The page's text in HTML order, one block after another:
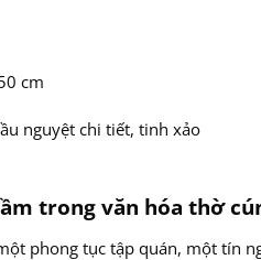
cm
nguyệt chi tiết, tinh xảo
trong văn hóa thờ
phong tục tập quán, một tín